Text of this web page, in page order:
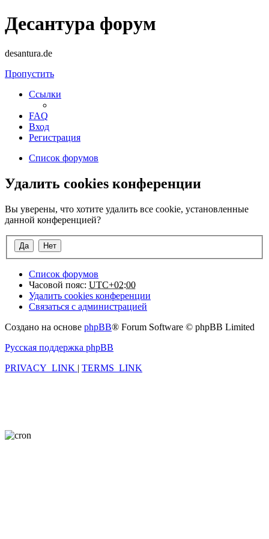
Десантура форум
desantura.de
Пропустить
Ссылки
FAQ
Вход
Регистрация
Список форумов
Удалить cookies конференции
Вы уверены, что хотите удалить все cookie, установленные
данной конференцией?
Список форумов
Часовой пояс: UTC+02:00
Удалить cookies конференции
Связаться с администрацией
Создано на основе phpBB® Forum Software © phpBB Limited
Русская поддержка phpBB
PRIVACY_LINK | TERMS_LINK